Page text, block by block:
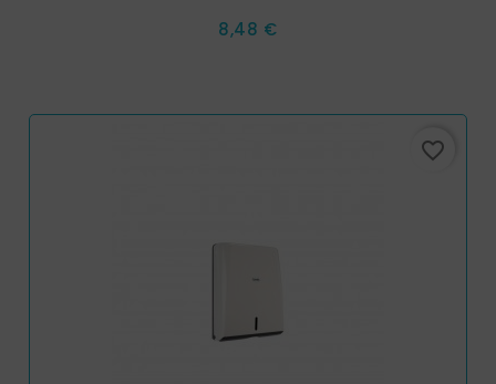
Prix
8,48 €
favorite_border